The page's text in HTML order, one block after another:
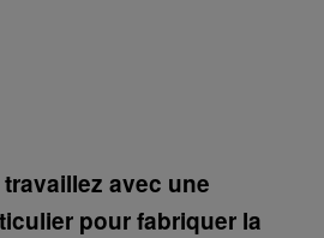
avec une
pour fabriquer la